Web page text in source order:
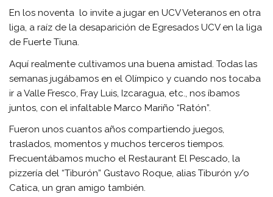
En los noventa lo invite a jugar en UCV Veteranos en otra
liga, a raíz de la desaparición de Egresados UCV en la liga
de Fuerte Tiuna.
Aquí realmente cultivamos una buena amistad. Todas las
semanas jugábamos en el Olímpico y cuando nos tocaba
ir a Valle Fresco, Fray Luis, Izcaragua, etc., nos íbamos
juntos, con el infaltable Marco Mariño “Ratón”.
Fueron unos cuantos años compartiendo juegos,
traslados, momentos y muchos terceros tiempos.
Frecuentábamos mucho el Restaurant El Pescado, la
pizzería del “Tiburón” Gustavo Roque, alias Tiburón y/o
Catica, un gran amigo también.